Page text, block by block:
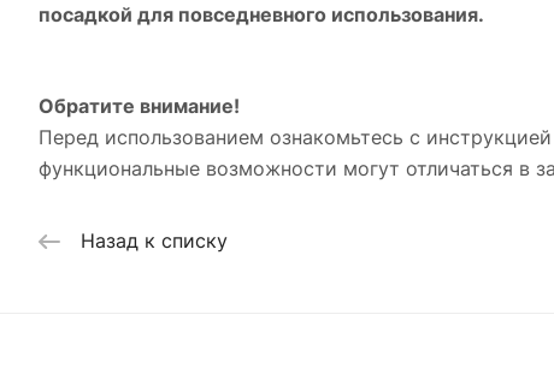
посадкой для повседневного использования.
Обратите внимание!
Перед использованием ознакомьтесь с
функциональные возможности могут отличаться в
Назад к списку